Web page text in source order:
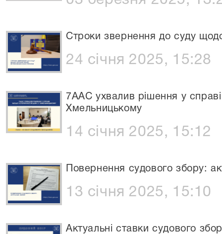
Строки звернення до суду
24 січня 2025, 15:28
7ААС ухвалив рішення у справі
Хмельницькому
14 січня 2025, 15:12
Повернення судового збору:
13 січня 2025, 15:10
Актуальні ставки судового